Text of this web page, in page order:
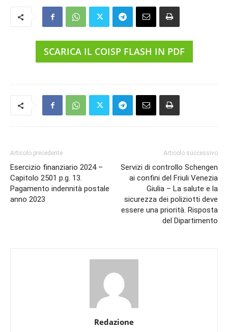
SCARICA IL COISP FLASH IN PDF
Articolo precedente
Esercizio finanziario 2024 –
Capitolo 2501 p.g. 13.
Pagamento indennità postale
anno 2023
Articolo successivo
Servizi di controllo Schengen
ai confini del Friuli Venezia
Giulia – La salute e la
sicurezza dei poliziotti deve
essere una priorità. Risposta
del Dipartimento
Redazione